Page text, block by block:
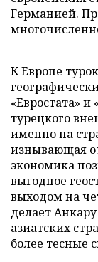
Германией.
К Европе
«Евростата»
турецкого
именно на
изнывающая
экономика
выгодное
выходом на
делает
азиатских
более тесные